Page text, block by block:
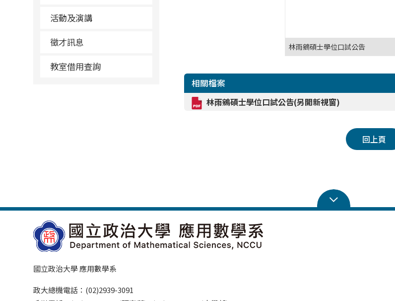
活動及演講
徵才訊息
教室借用查詢
林雨鵷碩士學位口試公告
相關檔案
林雨鵷碩士學位口試公告(另開新視窗)
回上頁
國立政治大學 應用數學系
政大總機電話：(02)2939-3091